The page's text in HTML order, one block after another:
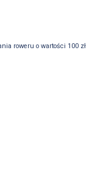
roweru o wartości 100 zł